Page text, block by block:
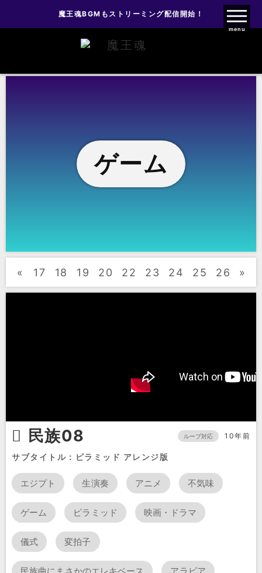
魔王魂ファンクラブ
魔王魂BGMもストリーミング配信開始！
menu
ゲーム
« 17 18 19 20 22 23 24 25 26 »
民族08 ループ対応 10年前
サブタイトル：ピラミッド アレンジ版
エジプト 生演奏 アニメ 不気味
ゲーム ピラミッド 映画・ドラマ
儀式 変拍子